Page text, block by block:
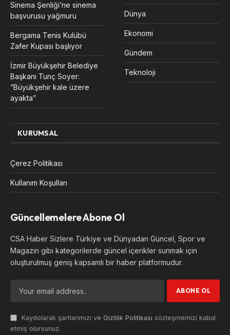
Sinema Şenliği’ne sinema
başvurusu yağmuru
Bergama Tenis Kulübü
Zafer Kupası başlıyor
İzmir Büyükşehir Belediye
Başkanı Tunç Soyer:
“Büyükşehir kale üzere
ayakta”
Dünya
Ekonomi
Gündem
Teknoloji
KURUMSAL
Çerez Politikası
Kullanım Koşulları
Güncellemelere Abone Ol
CSA Haber Sizlere Türkiye ve Dünyadan Güncel, Spor ve
Magazin gibi kategorilerde güncel içerikler sunmak için
oluşturulmuş geniş kapsamlı bir haber platformudur.
Kaydolarak şartlarımızı ve Gizlilik Politikası sözleşmemizi kabul
etmiş olursunuz.